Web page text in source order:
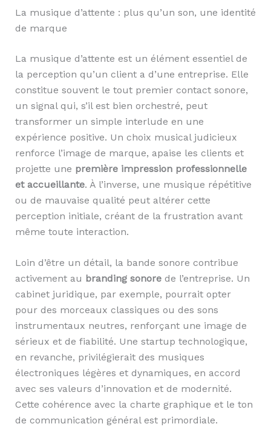
La musique d’attente : plus qu’un son, une identité
de marque
La musique d’attente est un élément essentiel de
la perception qu’un client a d’une entreprise. Elle
constitue souvent le tout premier contact sonore,
un signal qui, s’il est bien orchestré, peut
transformer un simple interlude en une
expérience positive. Un choix musical judicieux
renforce l’image de marque, apaise les clients et
projette une première impression professionnelle
et accueillante. À l’inverse, une musique répétitive
ou de mauvaise qualité peut altérer cette
perception initiale, créant de la frustration avant
même toute interaction.
Loin d’être un détail, la bande sonore contribue
activement au branding sonorede l’entreprise. Un
cabinet juridique, par exemple, pourrait opter
pour des morceaux classiques ou des sons
instrumentaux neutres, renforçant une image de
sérieux et de fiabilité. Une startup technologique,
en revanche, privilégierait des musiques
électroniques légères et dynamiques, en accord
avec ses valeurs d’innovation et de modernité.
Cette cohérence avec la charte graphique et le ton
de communication général est primordiale.